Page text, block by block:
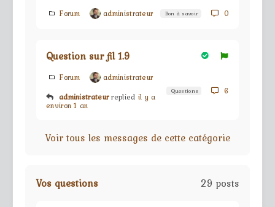
Forum administrateur Bon à savoir 0
Question sur fil 1.9
Forum
administrateur
administrateur replied il y a
environ 1 an
Questions 6
Voir tous les messages de cette catégorie
Vos questions 29 posts